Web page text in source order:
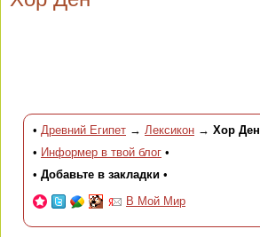
• Древний Египет → Лексикон → Хор Ден
• Информер в твой блог •
• Добавьте в закладки •
В Мой Мир